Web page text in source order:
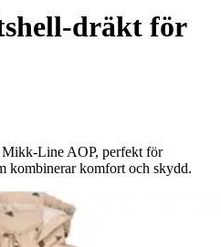
dräkt för
Line AOP, perfekt för
kombinerar komfort och skydd.